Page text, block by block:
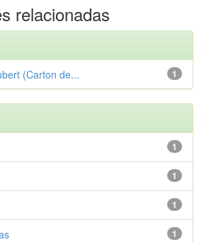
relacionadas
1
(Carton de...
1
1
1
1